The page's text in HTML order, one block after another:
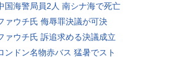
国海警局員2人 南シナ海で死亡
ァウチ氏 侮辱罪決議が可決
ァウチ氏 訴追求める決議成立
ンドン名物赤バス 猛暑でスト